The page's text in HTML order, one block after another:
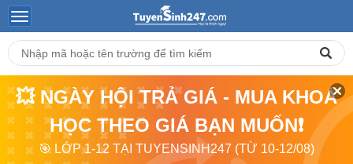
💥 NGÀY HỘI TRẢ GIÁ - MUA KHOÁ
HỌC THEO GIÁ BẠN MUỐN❗
🎯 LỚP 1-12 TẠI TUYENSINH247 (TỪ 10-12/08)